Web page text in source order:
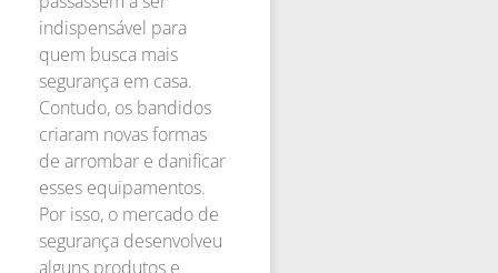
indispensável para
quem busca mais
segurança em casa.
Contudo, os bandidos
criaram novas formas
de arrombar e danificar
esses equipamentos.
Por isso, o mercado de
segurança desenvolveu
alguns produtos e